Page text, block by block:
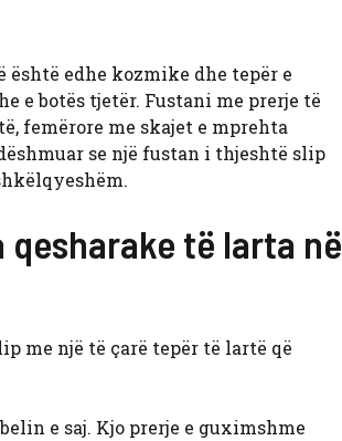
edhe kozmike dhe tepër e
e botës tjetër. Fustani me prerje të
femërore me skajet e mprehta
se një fustan i thjeshtë slip
qesharake të larta në
me një të çarë tepër të lartë që
e saj. Kjo prerje e guximshme